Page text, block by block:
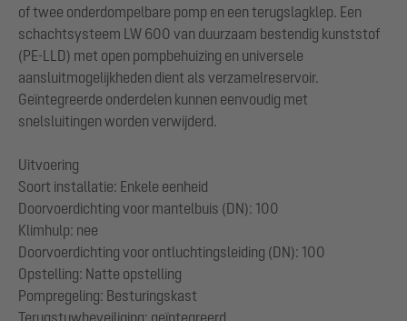
of twee onderdompelbare pomp en een terugslagklep. Een
schachtsysteem LW 600 van duurzaam bestendig kunststof
(PE-LLD) met open pompbehuizing en universele
aansluitmogelijkheden dient als verzamelreservoir.
Geïntegreerde onderdelen kunnen eenvoudig met
snelsluitingen worden verwijderd.
Uitvoering
Soort installatie: Enkele eenheid
Doorvoerdichting voor mantelbuis (DN): 100
Klimhulp: nee
Doorvoerdichting voor ontluchtingsleiding (DN): 100
Opstelling: Natte opstelling
Pompregeling: Besturingskast
Terugstuwbeveiliging: geïntegreerd